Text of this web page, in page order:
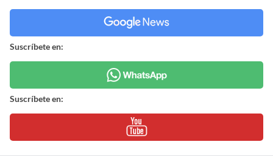
Suscríbete en:
Suscríbete en: